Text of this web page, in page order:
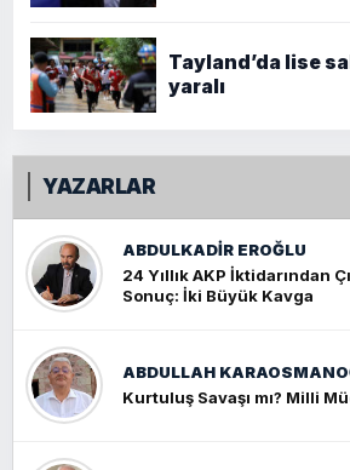
Tayland’da lise
yaralı
YAZARLAR
ABDULKADIR EROĞLU
24 Yıllık AKP İktidarından
Sonuç: İki Büyük Kavga
ABDULLAH
Kurtuluş Savaşı mı? Milli